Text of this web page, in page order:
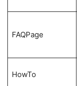
FAQPage
HowTo